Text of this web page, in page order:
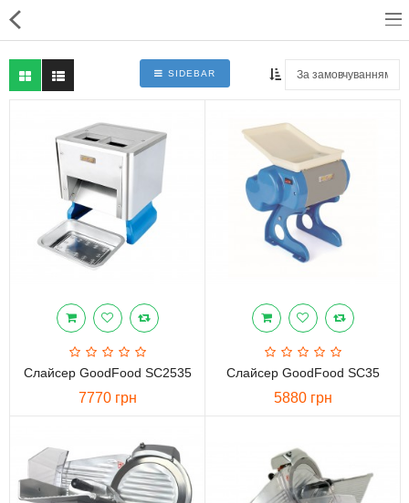
Для магазинів
Для закладів харчування
Професійний посуд
Системи опалення
Системи кондиціонування
професійна хімія
Системи водоочистки і
Акційні товари
SIDEBAR
Слайсер GoodFood SC2535
7770 грн
Слайсер GoodFood SC35
5880 грн